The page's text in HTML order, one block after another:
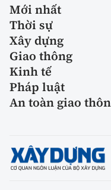
Mới nhất
Thời sự
Xây dựng
Giao thông
Kinh tế
Pháp luật
An toàn giao